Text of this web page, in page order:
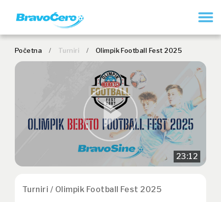
Početna / Turniri / Olimpik Football Fest 2025
23:12
Turniri / Olimpik Football Fest 2025